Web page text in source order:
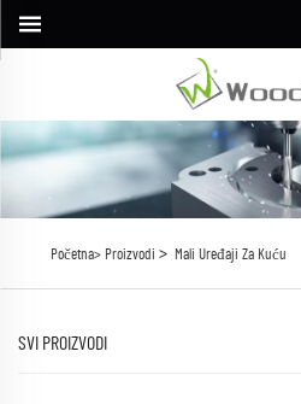
Početna> Proizvodi > Mali Uređaji Za Kuću
SVI PROIZVODI